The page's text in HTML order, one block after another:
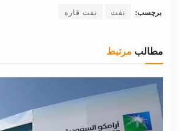
برچسب: نفت نفت قاره
مطالب مرتبط